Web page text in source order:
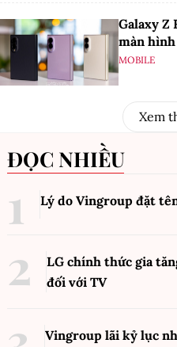
Galaxy Z
màn
MOBILE
Xem
ĐỌC NHIỀU
Lý do Vingroup đặt
LG chính thức gia
đối với TV
Vingroup lãi kỷ lục